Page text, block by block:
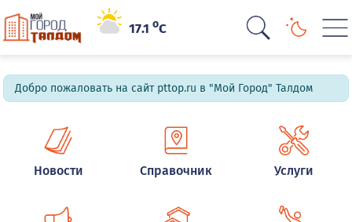
17.1oC
Добро пожаловать на сайт pttop.ru в "Мой Город" Талдом
Новости Справочник Услуги